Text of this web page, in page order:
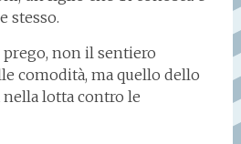
stesso.
prego, non il sentiero
comodità, ma quello dello
lotta contro le